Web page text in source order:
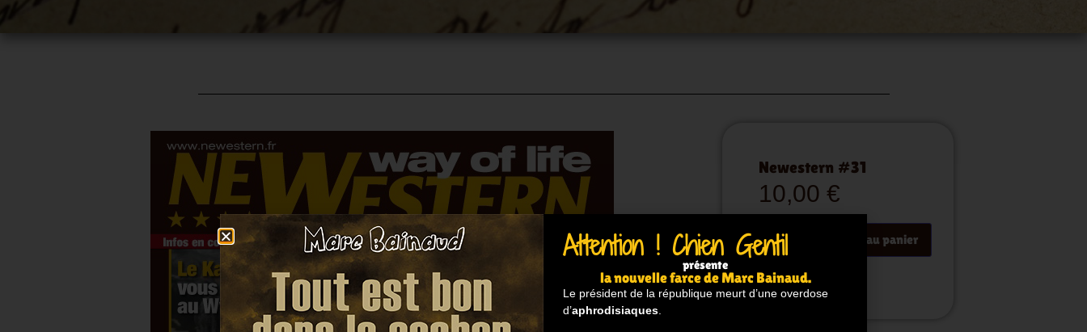
Newestern #31
10,00 €
Ajouter au panier
Attention ! Chien Gentil
présente
la nouvelle farce de Marc Bainaud.
Le président de la république meurt d’une overdose
d’aphrodisiaques